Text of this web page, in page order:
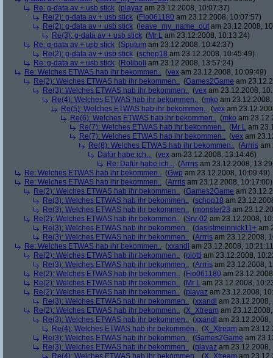
Re: g-data av + usb stick (playaz am 23.12.2008, 10:07:37)
Re(2): g-data av + usb stick (Flo061180 am 23.12.2008, 10:07:57)
Re(2): g-data av + usb stick ( leave_my_name_out am 23.12.2008,
Re(3): g-data av + usb stick (Mr L am 23.12.2008, 10:13:24)
Re: g-data av + usb stick (Sputum am 23.12.2008, 10:42:37)
Re(2): g-data av + usb stick (schop18 am 23.12.2008, 10:45:49)
Re: g-data av + usb stick (Roliboli am 23.12.2008, 13:57:24)
Re: Welches ETWAS hab ihr bekommen.. (vex am 23.12.2008, 10:09:49)
Re(2): Welches ETWAS hab ihr bekommen.. (Games2Game am
Re(3): Welches ETWAS hab ihr bekommen.. (vex am 23.12.2008,
Re(4): Welches ETWAS hab ihr bekommen.. (mko am
Re(5): Welches ETWAS hab ihr bekommen.. (vex am
Re(6): Welches ETWAS hab ihr bekommen.. (mko am
Re(7): Welches ETWAS hab ihr bekommen.. (Mr L am
Re(7): Welches ETWAS hab ihr bekommen.. (vex am
Re(8): Welches ETWAS hab ihr bekommen.. (Arrris am
Dafür habe ich... (vex am 23.12.2008, 13:14:46)
Re: Dafür habe ich... (Arrris am 23.12.2008,
Re: Welches ETWAS hab ihr bekommen.. (Gwp am 23.12.2008, 10:09:49)
Re: Welches ETWAS hab ihr bekommen.. (Arrris am 23.12.2008, 10:17:00)
Re(2): Welches ETWAS hab ihr bekommen.. (Games2Game am
Re(3): Welches ETWAS hab ihr bekommen.. (schop18 am
Re(3): Welches ETWAS hab ihr bekommen.. (monster23 am
Re(2): Welches ETWAS hab ihr bekommen.. (Srv-02 am 23.12.2008,
Re(3): Welches ETWAS hab ihr bekommen.. (dasistmeinnick11+ am
Re(3): Welches ETWAS hab ihr bekommen.. (Arrris am 23.12.2008,
Re: Welches ETWAS hab ihr bekommen.. (xxandl am 23.12.2008,
Re(2): Welches ETWAS hab ihr bekommen.. (plotti am 23.12.2008,
Re(3): Welches ETWAS hab ihr bekommen.. (Arrris am 23.12.2008,
Re(2): Welches ETWAS hab ihr bekommen.. (Flo061180 am
Re(2): Welches ETWAS hab ihr bekommen.. (Mr L am 23.12.2008,
Re(2): Welches ETWAS hab ihr bekommen.. (playaz am 23.12.2008,
Re(3): Welches ETWAS hab ihr bekommen.. (xxandl am 23.12.2008,
Re(2): Welches ETWAS hab ihr bekommen.. (X_Xtream am
Re(3): Welches ETWAS hab ihr bekommen.. (xxandl am 23.12.2008,
Re(4): Welches ETWAS hab ihr bekommen.. (X_Xtream am
Re(3): Welches ETWAS hab ihr bekommen.. (Games2Game am
Re(3): Welches ETWAS hab ihr bekommen.. (playaz am 23.12.2008,
Re(4): Welches ETWAS hab ihr bekommen..
(X_Xtream am